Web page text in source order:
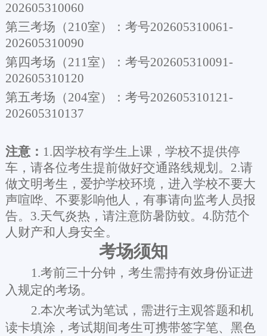
202605310060
第三考场（210室）：考号202605310061-
202605310090
第四考场（211室）：考号202605310091-
202605310120
第五考场（204室）：考号202605310121-
202605310137
注意： 1.因学校有学生上课，学校不提供停
车，请各位考生提前做好交通路线规划。2.请
做文明考生，爱护学校环境，进入学校不要大
声喧哗、不要影响他人，有事请向监考人员报
告。3.天气炎热，请注意防暑防蚊。4.防范个
人财产和人身安全。
考场须知
1.考前三十分钟，考生需持有效身份证进
入规定的考场。
2.本次考试为笔试，需进行主观答题和机
读卡填涂，考试期间考生可携带签字笔、黑色